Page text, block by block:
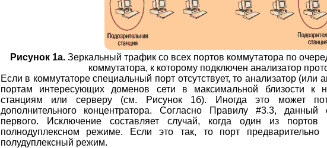
Рисунок 1а. Зеркальный трафик со всех портов коммутатора по
коммутатора, к которому подключен анализатор
Если в коммутаторе специальный порт отсутствует, то анализатор (или
портам интересующих доменов сети в максимальной близости к
станциям или серверу (см. Рисунок 1б). Иногда это может
дополнительного концентратора. Согласно Правилу #3.3, данный
первого. Исключение составляет случай, когда один из портов
полнодуплексном режиме. Если это так, то порт предварительно
полудуплексный режим.